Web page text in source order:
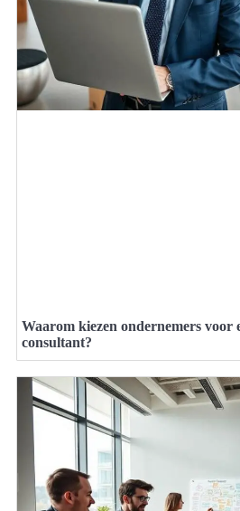
Waarom kiezen ondernemers voor
consultant?